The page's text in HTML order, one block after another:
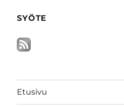
SYÖTE
Etusivu